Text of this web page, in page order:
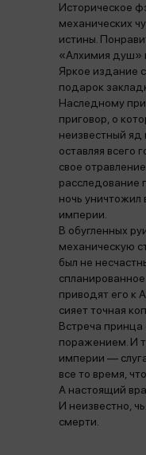
Историческое
механических
истины.
«Алхимия душ»
Яркое издание
подарок
Наследному
приговор, о
неизвестный яд
оставляя всего
свое
расследование
ночь
империи.
В обугленных
механическую
был не
приводят его к
сияет точная
Встреча принца
поражением. И
империи —
все то время,
А настоящий
И неизвестно,
смерти.